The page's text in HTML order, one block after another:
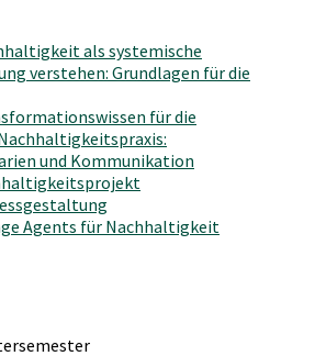
als systemische
verstehen: Grundlagen für die
für die
und Kommunikation
Agents für Nachhaltigkeit